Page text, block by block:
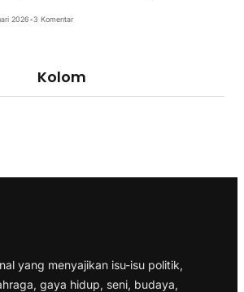
2026•3 Komentar
Kolom
yang menyajikan isu-isu politik,
gaya hidup, seni, budaya,